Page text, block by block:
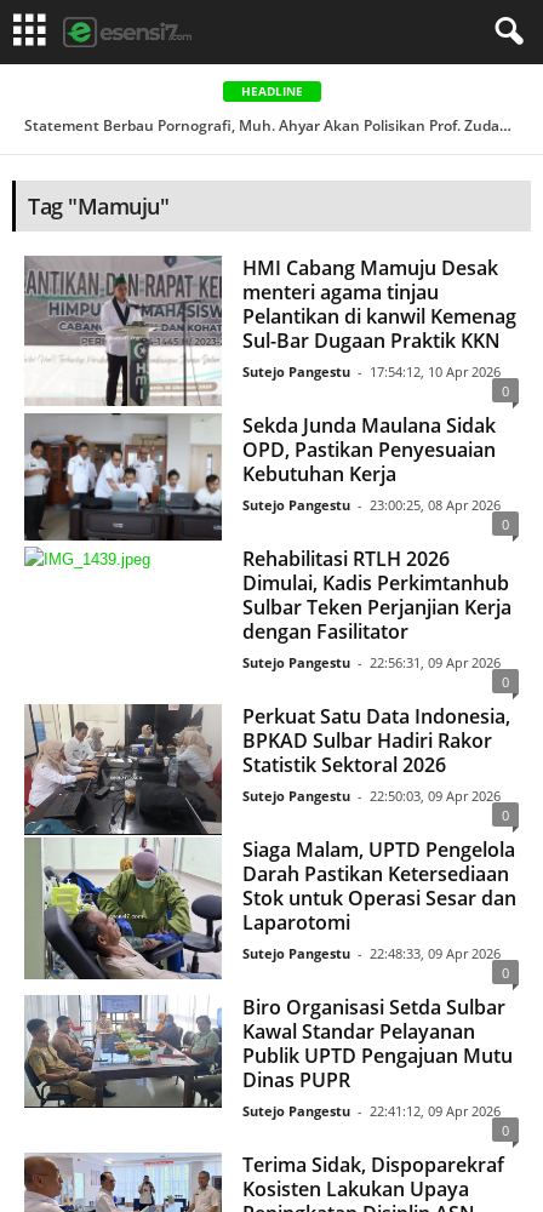
HEADLINE
Statement Berbau Pornografi, Muh. Ahyar Akan Polisikan Prof. Zudan PJ Gubernur Sulbar...
Tag "Mamuju"
HMI Cabang Mamuju Desak
menteri agama tinjau
Pelantikan di kanwil Kemenag
Sul-Bar Dugaan Praktik KKN
Sutejo Pangestu - 17:54:12, 10 Apr 2026
0
Sekda Junda Maulana Sidak
OPD, Pastikan Penyesuaian
Kebutuhan Kerja
Sutejo Pangestu - 23:00:25, 08 Apr 2026
0
Rehabilitasi RTLH 2026
Dimulai, Kadis Perkimtanhub
Sulbar Teken Perjanjian Kerja
dengan Fasilitator
Sutejo Pangestu - 22:56:31, 09 Apr 2026
0
Perkuat Satu Data Indonesia,
BPKAD Sulbar Hadiri Rakor
Statistik Sektoral 2026
Sutejo Pangestu - 22:50:03, 09 Apr 2026
0
Siaga Malam, UPTD Pengelola
Darah Pastikan Ketersediaan
Stok untuk Operasi Sesar dan
Laparotomi
Sutejo Pangestu - 22:48:33, 09 Apr 2026
0
Biro Organisasi Setda Sulbar
Kawal Standar Pelayanan
Publik UPTD Pengajuan Mutu
Dinas PUPR
Sutejo Pangestu - 22:41:12, 09 Apr 2026
0
Terima Sidak, Dispoparekraf
Kosisten Lakukan Upaya